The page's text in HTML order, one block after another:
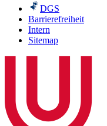
DGS
Barrierefreiheit
Intern
Sitemap